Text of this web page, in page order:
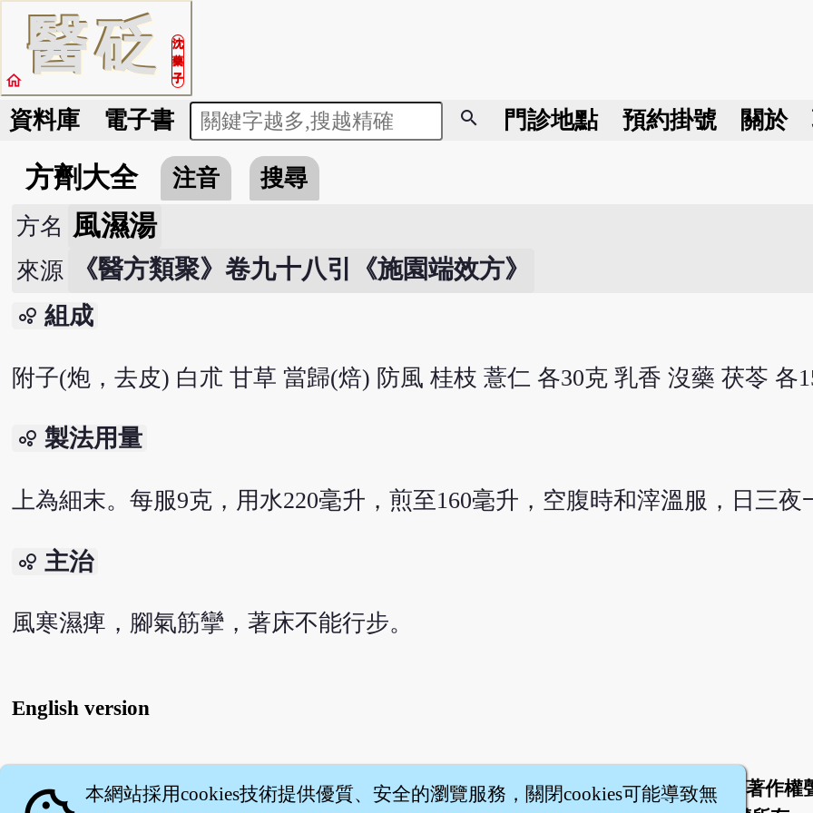
醫砭
沈
藥
子
home
資料庫 電子書 search 門診地點 預約掛號 關於
方劑大全 注音 搜尋
方名 風濕湯
來源 《醫方類聚》卷九十八引《施園端效方》
bubble_chart 組成
附子(炮，去皮) 白朮 甘草 當歸(焙) 防風 桂枝 薏仁 各30克 乳香 沒藥 茯苓 各
bubble_chart 製法用量
上為細末。每服9克，用水220毫升，煎至160毫升，空腹時和滓溫服，日三夜
bubble_chart 主治
風寒濕痺，腳氣筋攣，著床不能行步。
English version
關於 | 聯絡我們 服務條款 隱私權條款
著作權
本網站採用cookies技術提供優質、安全的瀏覽服務，關閉cookies可能導致無